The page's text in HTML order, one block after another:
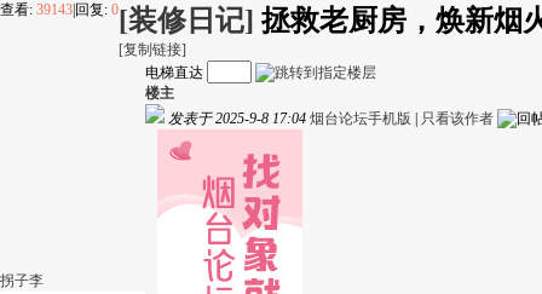
查看: 39143 回复: 0[装修日记] 拯救老厨房，焕新烟
[复制链接]
拐子李
电梯直达
楼主
发表于 2025-9-8 17:04 烟台论坛手机版 只看该作者